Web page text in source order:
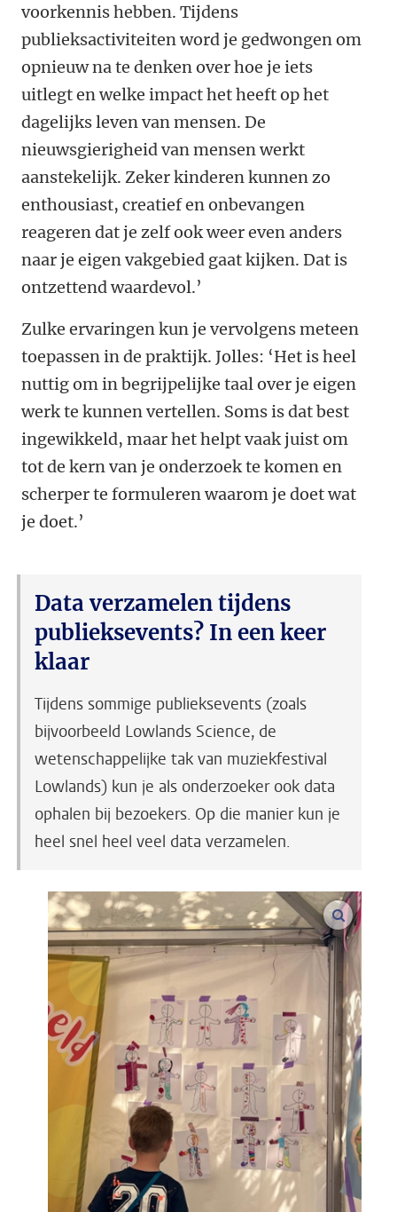
voorkennis hebben. Tijdens
publieksactiviteiten word je gedwongen om
opnieuw na te denken over hoe je iets
uitlegt en welke impact het heeft op het
dagelijks leven van mensen. De
nieuwsgierigheid van mensen werkt
aanstekelijk. Zeker kinderen kunnen zo
enthousiast, creatief en onbevangen
reageren dat je zelf ook weer even anders
naar je eigen vakgebied gaat kijken. Dat is
ontzettend waardevol.’
Zulke ervaringen kun je vervolgens meteen
toepassen in de praktijk. Jolles: ‘Het is heel
nuttig om in begrijpelijke taal over je eigen
werk te kunnen vertellen. Soms is dat best
ingewikkeld, maar het helpt vaak juist om
tot de kern van je onderzoek te komen en
scherper te formuleren waarom je doet wat
je doet.’
Data verzamelen tijdens
publieksevents? In een keer
klaar
Tijdens sommige publieksevents (zoals
bijvoorbeeld Lowlands Science, de
wetenschappelijke tak van muziekfestival
Lowlands) kun je als onderzoeker ook data
ophalen bij bezoekers. Op die manier kun je
heel snel heel veel data verzamelen.